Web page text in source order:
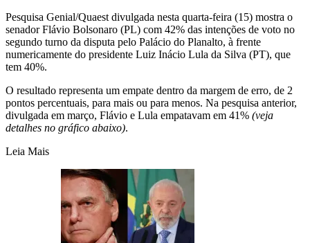
Pesquisa Genial/Quaest divulgada nesta quarta-feira (15) mostra o
senador Flávio Bolsonaro (PL) com 42% das intenções de voto no
segundo turno da disputa pelo Palácio do Planalto, à frente
numericamente do presidente Luiz Inácio Lula da Silva (PT), que
tem 40%.
O resultado representa um empate dentro da margem de erro, de 2
pontos percentuais, para mais ou para menos. Na pesquisa anterior,
divulgada em março, Flávio e Lula empatavam em 41% (veja
detalhes no gráfico abaixo).
Leia Mais